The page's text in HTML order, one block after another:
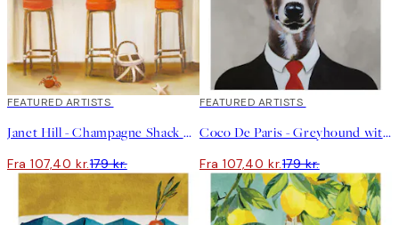
40%*
FEATURED ARTISTS
Janet Hill - Champagne Shack Plakat
Fra 107,40 kr.179 kr.
40%*
FEATURED ARTISTS
Coco De Paris - Greyhound with Wine Glass Plakat
Fra 107,40 kr.179 kr.